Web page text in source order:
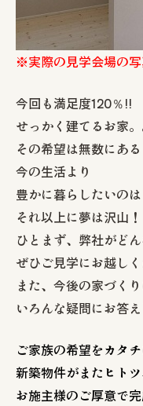
※実際の見学会場の写
今回も満足度120％!!
せっかく建てるお家。
その希望は無数にある
今の生活より
豊かに暮らしたいのは
それ以上に夢は沢山！
ひとまず、弊社がど
ぜひご見学にお越しく
また、今後の家づく
いろんな疑問にお答え
ご家族の希望をカタ
新築物件がまたヒトツ
お施主様のご厚意で